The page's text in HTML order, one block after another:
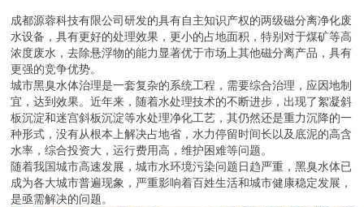
成都源蓉科技有限公司研发的具有自主知识产权的两级磁分离净化废
水设备，具有更好的处理效果，更小的占地面积，特别对于煤矿等高
浓度废水，去除悬浮物的能力显著优于市场上其他磁分离产品，具有
更强的竞争优势。
城市黑臭水体治理是一套复杂的系统工程，需要综合治理，应因地制
宜，达到效果。近年来，随着水处理技术的不断进步，出现了絮凝斜
板沉淀和迷宫斜板沉淀等水处理净化工艺，其仍然还是重力沉降的一
种形式，没有从根本上解决占地省，水力停留时间长以及底泥的高含
水率，综合投资大，运行费用高，维护困难等问题。
随着我国城市高速发展，城市水环境污染问题日趋严重，黑臭水体已
成为各大城市普遍现象，严重影响着百姓生活和城市健康稳定发展，
是亟需解决的问题。